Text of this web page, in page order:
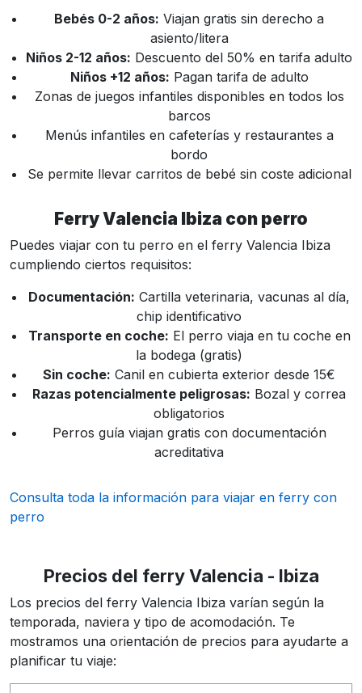
Bebés 0-2 años: Viajan gratis sin derecho a
asiento/litera
Niños 2-12 años: Descuento del 50% en tarifa adulto
Niños +12 años: Pagan tarifa de adulto
Zonas de juegos infantiles disponibles en todos los
barcos
Menús infantiles en cafeterías y restaurantes a
bordo
Se permite llevar carritos de bebé sin coste adicional
Ferry Valencia Ibiza con perro
Puedes viajar con tu perro en el ferry Valencia Ibiza
cumpliendo ciertos requisitos:
Documentación: Cartilla veterinaria, vacunas al día,
chip identificativo
Transporte en coche: El perro viaja en tu coche en
la bodega (gratis)
Sin coche: Canil en cubierta exterior desde 15€
Razas potencialmente peligrosas: Bozal y correa
obligatorios
Perros guía viajan gratis con documentación
acreditativa
Consulta toda la información para viajar en ferry con
perro
Precios del ferry Valencia - Ibiza
Los precios del ferry Valencia Ibiza varían según la
temporada, naviera y tipo de acomodación. Te
mostramos una orientación de precios para ayudarte a
planificar tu viaje: